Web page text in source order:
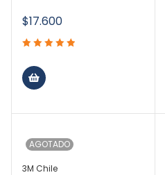
$17.600
AGOTADO
3M Chile